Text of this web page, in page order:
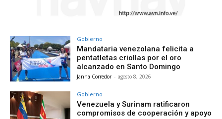
Gobierno
Mandataria venezolana felicita a
pentatletas criollas por el oro
alcanzado en Santo Domingo
Janna Corredor - agosto 8, 2026
Gobierno
Venezuela y Surinam ratificaron
compromisos de cooperación y apoyo